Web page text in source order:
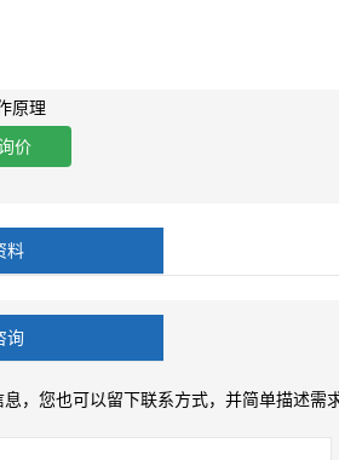
原理
价
料
询
，您也可以留下联系方式，并简单描述需